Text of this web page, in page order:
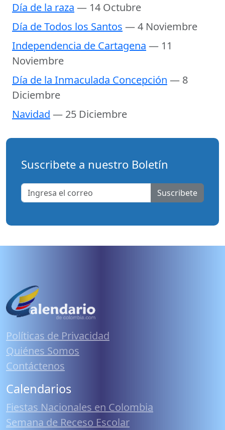
Día de la raza — 14 Octubre
Día de Todos los Santos — 4 Noviembre
Independencia de Cartagena — 11
Noviembre
Día de la Inmaculada Concepción — 8
Diciembre
Navidad — 25 Diciembre
Suscribete a nuestro Boletín
Suscribete
Políticas de Privacidad
Quiénes Somos
Contáctenos
Calendarios
Fiestas Nacionales en Colombia
Semana de Receso Escolar